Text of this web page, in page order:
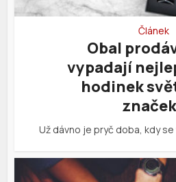
Článek
Obal
vypadají
hodinek
Už dávno je pryč doba, kdy